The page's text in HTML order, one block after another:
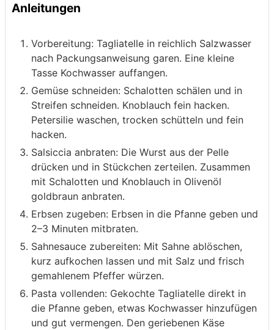
Anleitungen
Vorbereitung: Tagliatelle in reichlich Salzwasser
nach Packungsanweisung garen. Eine kleine
Tasse Kochwasser auffangen.
Gemüse schneiden: Schalotten schälen und in
Streifen schneiden. Knoblauch fein hacken.
Petersilie waschen, trocken schütteln und fein
hacken.
Salsiccia anbraten: Die Wurst aus der Pelle
drücken und in Stückchen zerteilen. Zusammen
mit Schalotten und Knoblauch in Olivenöl
goldbraun anbraten.
Erbsen zugeben: Erbsen in die Pfanne geben und
2–3 Minuten mitbraten.
Sahnesauce zubereiten: Mit Sahne ablöschen,
kurz aufkochen lassen und mit Salz und frisch
gemahlenem Pfeffer würzen.
Pasta vollenden: Gekochte Tagliatelle direkt in
die Pfanne geben, etwas Kochwasser hinzufügen
und gut vermengen. Den geriebenen Käse